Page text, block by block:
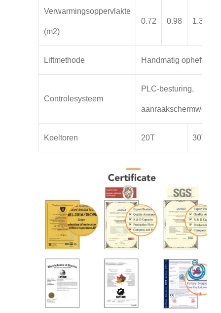
Verwarmingsoppervlakte
(m2)
0.72 0.98 1.38
Liftmethode Handmatig opheffen
Controlesysteem
PLC-besturing,
Koeltoren 20T 30T